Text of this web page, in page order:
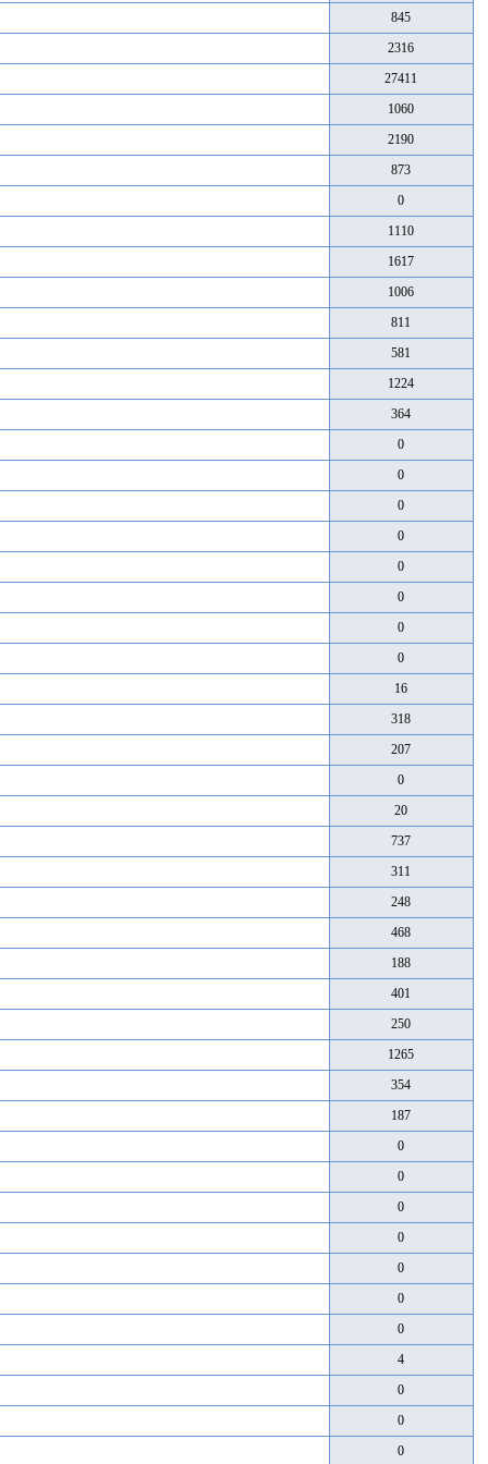
845
2316
27411
1060
2190
873
0
1110
1617
1006
811
581
1224
364
0
0
0
0
0
0
0
0
16
318
207
0
20
737
311
248
468
188
401
250
1265
354
187
0
0
0
0
0
0
0
4
0
0
0